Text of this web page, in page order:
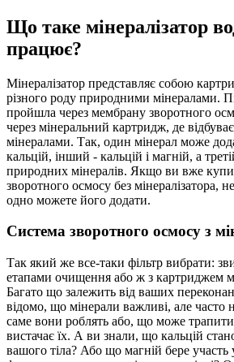
Що таке мінералізатор
працює?
Мінералізатор представляє собою
різного роду природними мінералами.
пройшла через мембрану зворотного
через мінеральний картридж, де
мінералами. Так, один мінерал може
кальцій, інший - кальцій і магній, а
природних мінералів. Якщо ви вже
зворотного осмосу без мінералізатора,
одно можете його додати.
Система зворотного осмосу з
Так який же все-таки фільтр вибрати:
етапами очищення або ж з картриджем
Багато що залежить від ваших
відомо, що мінерали важливі, але
саме вони роблять або, що може
вистачає їх. А ви знали, що кальцій
вашого тіла? Або що магній бере участь